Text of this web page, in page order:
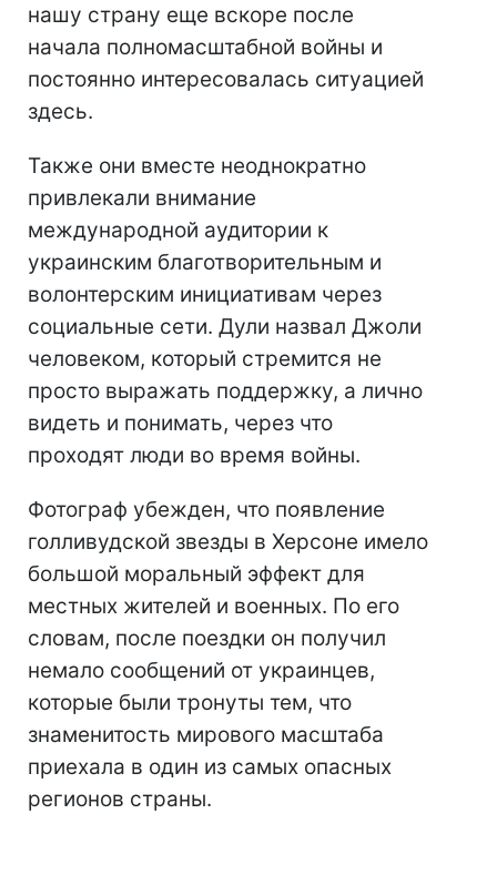
нашу страну еще вскоре после
начала полномасштабной войны и
постоянно интересовалась ситуацией
здесь.
Также они вместе неоднократно
привлекали внимание
международной аудитории к
украинским благотворительным и
волонтерским инициативам через
социальные сети. Дули назвал Джоли
человеком, который стремится не
просто выражать поддержку, а лично
видеть и понимать, через что
проходят люди во время войны.
Фотограф убежден, что появление
голливудской звезды в Херсоне имело
большой моральный эффект для
местных жителей и военных. По его
словам, после поездки он получил
немало сообщений от украинцев,
которые были тронуты тем, что
знаменитость мирового масштаба
приехала в один из самых опасных
регионов страны.